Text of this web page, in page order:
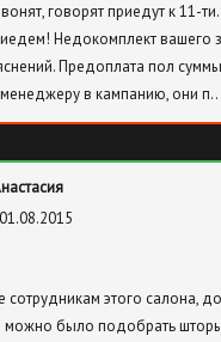
говорят приедут к 11-
Недокомплект вашего
Предоплата пол
менеджеру в кампанию, они п…
01.08.2015
этого салона,
было подобрать